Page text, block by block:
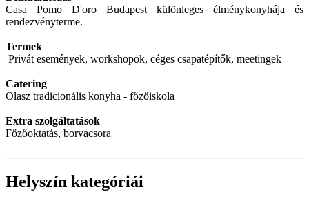
Casa Pomo D'oro Budapest különleges élménykonyhája és
rendezvényterme.
Termek
Privát események, workshopok, céges csapatépítők, meetingek
Catering
Olasz tradicionális konyha - főzőiskola
Extra szolgáltatások
Főzőoktatás, borvacsora
Helyszín kategóriái